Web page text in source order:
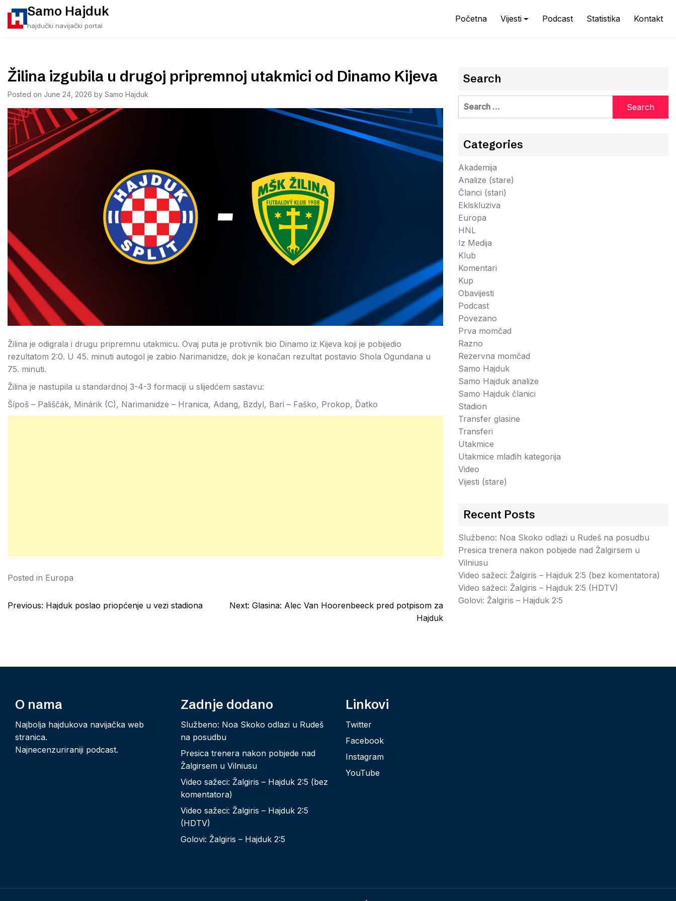
content
Samo Hajduk
hajdučki navijački portal
Početna Vijesti Podcast Statistika Kontakt
Žilina izgubila u drugoj pripremnoj utakmici od Dinamo Kijeva
Posted on June 24, 2026 by Samo Hajduk
Žilina je odigrala i drugu pripremnu utakmicu. Ovaj puta je protivnik bio Dinamo iz Kijeva koji je pobijedio
rezultatom 2:0. U 45. minuti autogol je zabio Narimanidze, dok je konačan rezultat postavio Shola Ogundana u
75. minuti.
Žilina je nastupila u standardnoj 3-4-3 formaciji u slijedćem sastavu:
Šípoš – Pališčák, Minárik (C), Narimanidze – Hranica, Adang, Bzdyl, Bari – Faško, Prokop, Ďatko
Posted in Europa
Post
Previous: Hajduk poslao priopćenje u vezi stadiona Next: Glasina: Alec Van Hoorenbeeck pred potpisom za
Hajduk
Search
Search
Categories
Akademija
Analize (stare)
Članci (stari)
Eklskluziva
Europa
HNL
Iz Medija
Klub
Komentari
Kup
Obavijesti
Podcast
Povezano
Prva momčad
Razno
Rezervna momčad
Samo Hajduk
Samo Hajduk analize
Samo Hajduk članici
Stadion
Transfer glasine
Transferi
Utakmice
Utakmice mlađih kategorija
Video
Vijesti (stare)
Recent Posts
Službeno: Noa Skoko odlazi u Rudeš na posudbu
Presica trenera nakon pobjede nad Žalgirsem u
Vilniusu
Video sažeci: Žalgiris – Hajduk 2:5 (bez komentatora)
Video sažeci: Žalgiris – Hajduk 2:5 (HDTV)
Golovi: Žalgiris – Hajduk 2:5
O nama
Najbolja hajdukova navijačka web
stranica.
Najnecenzuriraniji podcast.
Zadnje dodano
Službeno: Noa Skoko odlazi u Rudeš
na posudbu
Presica trenera nakon pobjede nad
Žalgirsem u Vilniusu
Video sažeci: Žalgiris – Hajduk 2:5 (bez
komentatora)
Video sažeci: Žalgiris – Hajduk 2:5
(HDTV)
Golovi: Žalgiris – Hajduk 2:5
Linkovi
Twitter
Facebook
Instagram
YouTube